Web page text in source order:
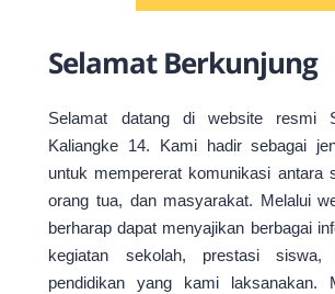
Selamat Berkunjung
Selamat datang di website resmi
Kaliangke 14. Kami hadir sebagai
untuk mempererat komunikasi antara
orang tua, dan masyarakat. Melalui
berharap dapat menyajikan berbagai
kegiatan sekolah, prestasi siswa,
pendidikan yang kami laksanakan.